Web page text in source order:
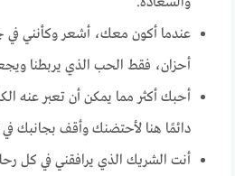
عندما أكون معك، أشعر وكأنني
أحزان، فقط الحب الذي يربطنا
أحبك أكثر مما يمكن أن تعبر عنه
دائمًا هنا لأحتضنك وأقف بجانبك
أنت الشريك الذي يرافقني في كل